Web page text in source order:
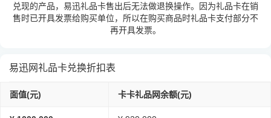
兑现的产品，易迅礼品卡售出后无法做退换操作。因为礼品卡在销
售时已开具发票给购买单位，所以在购买商品时礼品卡支付部分不
再开具发票。
易迅网礼品卡兑换折扣表
面值(元) 卡卡礼品网余额(元)